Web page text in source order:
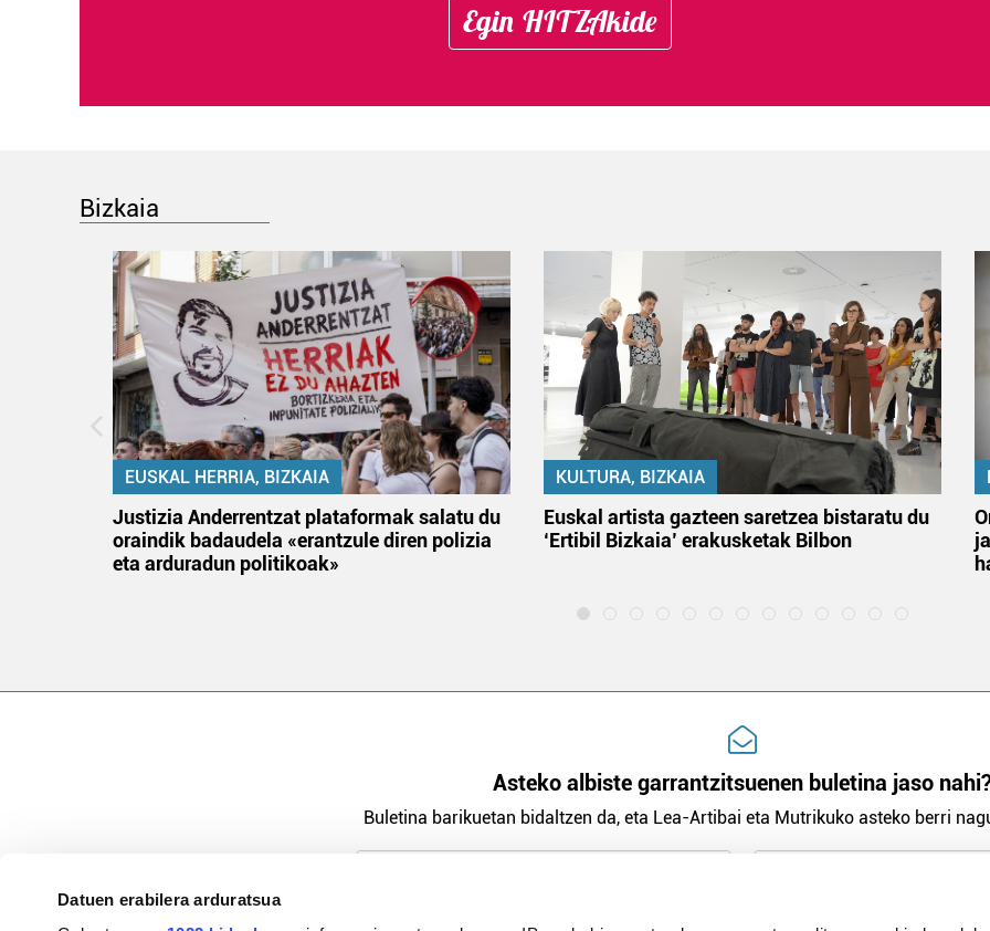
Datuen erabilera arduratsua
Egin HITZAkide
Bizkaia
EUSKAL HERRIA, BIZKAIA
Justizia Anderrentzat plataformak salatu du
oraindik badaudela «erantzule diren polizia
eta arduradun politikoak»
KULTURA, BIZKAIA
Euskal artista gazteen saretzea bistaratu du
‘Ertibil Bizkaia’ erakusketak Bilbon
Asteko albiste garrantzitsuenen buletina jaso
Buletina barikuetan bidaltzen da, eta Lea-Artibai eta Mutrikuko asteko berri